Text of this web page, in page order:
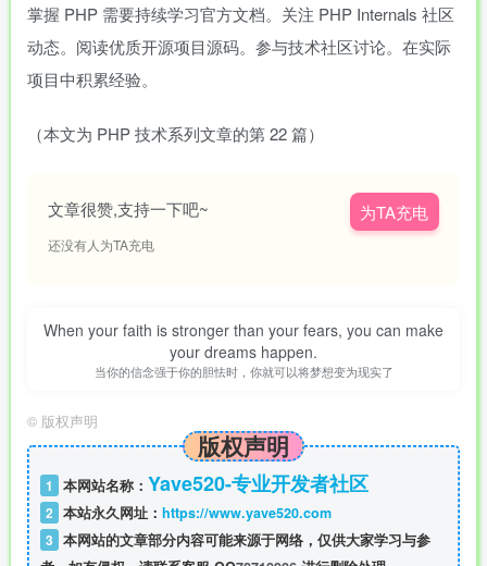
掌握 PHP 需要持续学习官方文档。关注 PHP Internals 社区
动态。阅读优质开源项目源码。参与技术社区讨论。在实际
项目中积累经验。
（本文为 PHP 技术系列文章的第 22 篇）
文章很赞,支持一下吧~
还没有人为TA充电
为TA充电
When your faith is stronger than your fears, you can make
your dreams happen.
当你的信念强于你的胆怯时，你就可以将梦想变为现实了
© 版权声明
版权声明
1 本网站名称： Yave520-专业开发者社区
2 本站永久网址： https://www.yave520.com
3 本网站的文章部分内容可能来源于网络，仅供大家学习与参